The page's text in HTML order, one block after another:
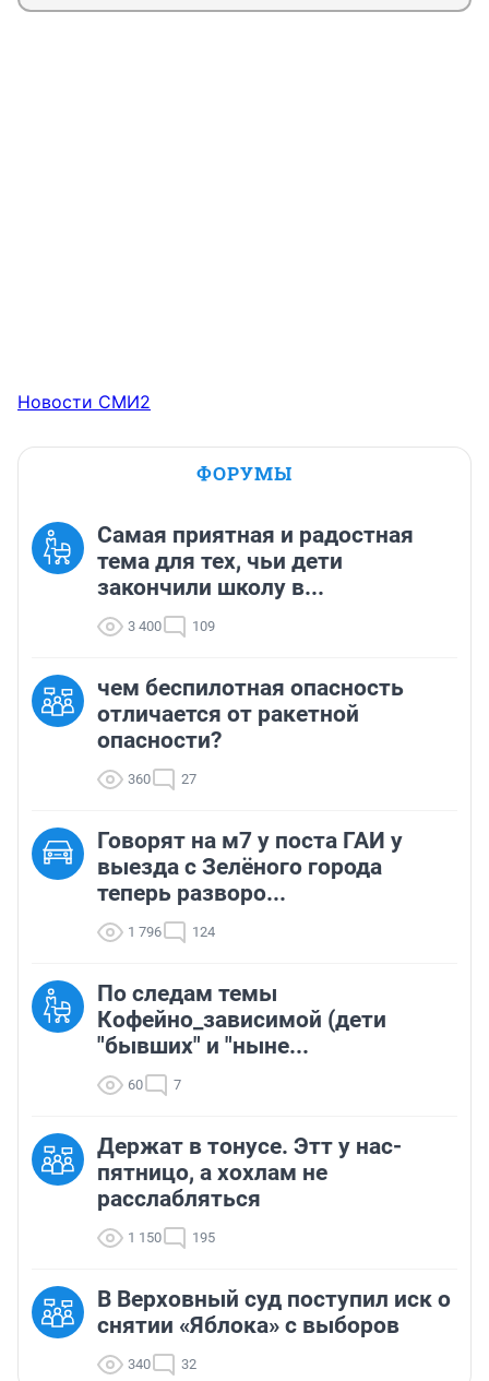
Новости СМИ2
ФОРУМЫ
Самая приятная и радостная
тема для тех, чьи дети
закончили школу в...
3 400 109
чем беспилотная опасность
отличается от ракетной
опасности?
360 27
Говорят на м7 у поста ГАИ у
выезда с Зелёного города
теперь разворо...
1 796 124
По следам темы
Кофейно_зависимой (дети
"бывших" и "ныне...
60 7
Держат в тонусе. Этт у нас-
пятницо, а хохлам не
расслабляться
1 150 195
В Верховный суд поступил иск о
снятии «Яблока» с выборов
340 32